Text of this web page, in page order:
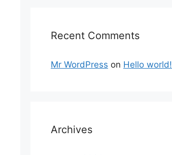
Recent Comments
Mr WordPress on Hello world!
Archives